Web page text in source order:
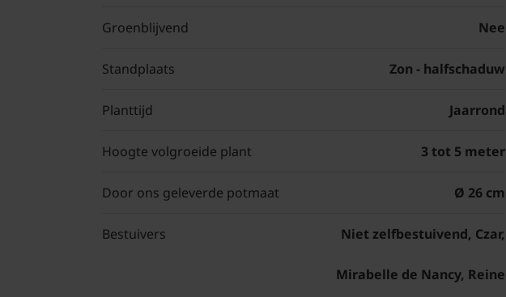
Groenblijvend Nee
Standplaats Zon - halfschaduw
Planttijd Jaarrond
Hoogte volgroeide plant 3 tot 5 meter
Door ons geleverde potmaat Ø 26 cm
Bestuivers Niet zelfbestuivend, Czar,
Mirabelle de Nancy, Reine